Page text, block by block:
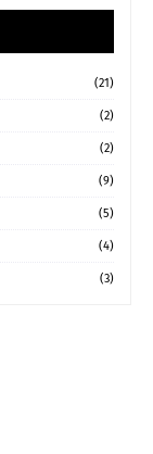
(21)
(2)
(2)
(9)
(5)
(4)
(3)